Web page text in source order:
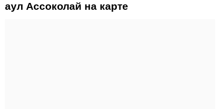
аул Ассоколай на карте